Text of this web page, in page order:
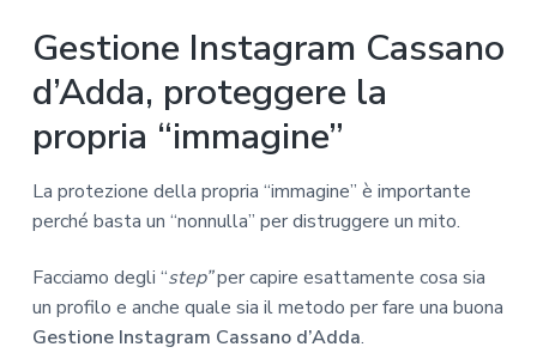
Gestione Instagram Cassano
d’Adda, proteggere la
propria “immagine”
La protezione della propria “immagine” è importante
perché basta un “nonnulla” per distruggere un mito.
Facciamo degli “step”per capire esattamente cosa sia
un profilo e anche quale sia il metodo per fare una buona
Gestione Instagram Cassano d’Adda.